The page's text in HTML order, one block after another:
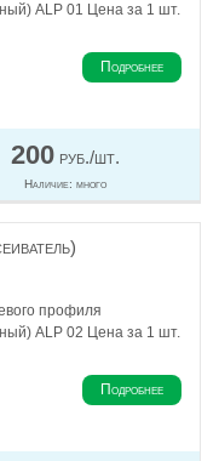
ALP 01 Цена за 1 шт.
Подробнее
200руб./шт.
Наличие: много
профиля
ALP 02 Цена за 1 шт.
Подробнее